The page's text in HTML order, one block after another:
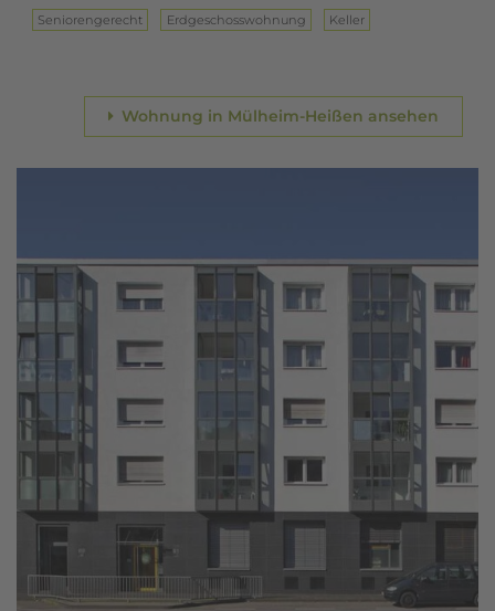
Seniorengerecht Erd­ge­schoss­woh­nung Keller
Wohnung in Mülheim-Heißen ansehen